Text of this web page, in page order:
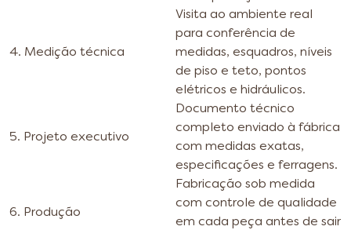
4. Medição técnica
Visita ao ambiente real
para conferência de
medidas, esquadros, níveis
de piso e teto, pontos
elétricos e hidráulicos.
5. Projeto executivo
Documento técnico
completo enviado à fábrica
com medidas exatas,
especificações e ferragens.
6. Produção
Fabricação sob medida
com controle de qualidade
em cada peça antes de sair